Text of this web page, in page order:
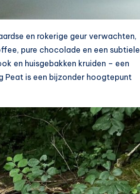
en rokerige geur verwachten,
pure chocolade en een subtiele
en huisgebakken kruiden – een
Peat is een bijzonder hoogtepunt